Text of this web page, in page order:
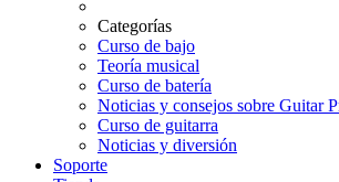
Categorías
Curso de bajo
Teoría musical
Curso de batería
Noticias y consejos sobre Guitar
Curso de guitarra
Noticias y diversión
Soporte